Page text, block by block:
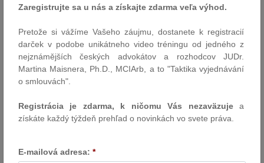
v súčasnom právnom a technickom nastavení nerealizovateľný.
predstaví systémové riešenie spočívajúce v úplnej likvidácii
toxickej environmentálnej záťaže v blízkosti Žitného ostrova.
Rozhodla o tom dnes vláda SR na podnet podpredsedu vlády
a ministra životného prostredia Tomáša Tarabu.
24.04.2024 - Poľnohospodári, ovocinári a vinohradníci sa dočkali
obhospodarovaní pôdy, osobitne v prípadoch, ak ide
Zaregistrujte sa u nás a získajte zdarma veľa výhod.
Pretože si vážíme Vašeho záujmu, dostanete k registracií
darček v podobe unikátneho video tréningu od jedného z
nejznámějších českých advokátov a rozhodcov JUDr.
Martina Maisnera, Ph.D., MCIArb, a to "Taktika vyjednávání
o smlouvách".
Registrácia je zdarma, k ničomu Vás nezaväzujea
získáte každý týždeň prehľad o novinkách vo svete práva.
E-mailová adresa: *